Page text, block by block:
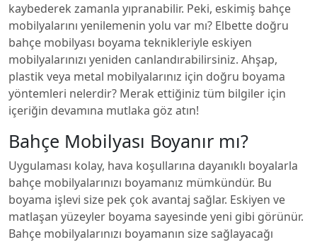
kaybederek zamanla yıpranabilir. Peki, eskimiş bahçe
mobilyalarını yenilemenin yolu var mı? Elbette doğru
bahçe mobilyası boyama teknikleriyle eskiyen
mobilyalarınızı yeniden canlandırabilirsiniz. Ahşap,
plastik veya metal mobilyalarınız için doğru boyama
yöntemleri nelerdir? Merak ettiğiniz tüm bilgiler için
içeriğin devamına mutlaka göz atın!
Bahçe Mobilyası Boyanır mı?
Uygulaması kolay, hava koşullarına dayanıklı boyalarla
bahçe mobilyalarınızı boyamanız mümkündür. Bu
boyama işlevi size pek çok avantaj sağlar. Eskiyen ve
matlaşan yüzeyler boyama sayesinde yeni gibi görünür.
Bahçe mobilyalarınızı boyamanın size sağlayacağı